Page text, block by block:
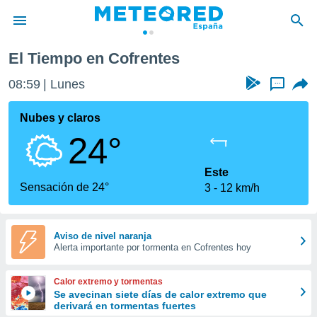
de
por
que se
calidad.
a este
las
y
forma
digital
basada
El Tiempo en Cofrentes
08:59 Lunes ...
Nubes y claros
24°
Sensación de 24°
Este
3
12 km/h
Aviso de nivel naranja
Alerta importante por tormenta en Cofrentes hoy
Calor extremo y tormentas
Se avecinan siete días de calor extremo que
derivará en tormentas fuertes